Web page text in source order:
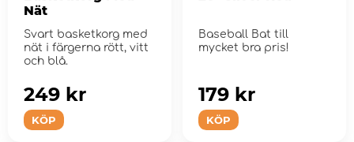
Nät
Svart basketkorg med
nät i färgerna rött, vitt
och blå.
KÖP
249 kr
Baseball Bat till
mycket bra pris!
KÖP
179 kr